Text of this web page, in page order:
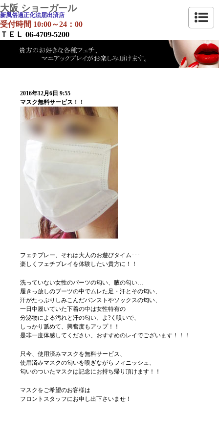
大阪 ショーガール
新風俗適正化法届出済店
受付時間 10:00～24：00
ＴＥＬ 06-4709-5200
2016年12月6日 9:55
マスク無料サービス！！
フェチプレー、それは大人のお遊びタイム･･･
楽しくフェチプレイを体験したい貴方に！！
洗っていない女性のパーツの匂い、腋の匂い…
履きっ放しのブーツの中でムレた足・汗とその匂い、
汗がたっぷりしみこんだパンストやソックスの匂い、
一日中履いていた下着の中は女性特有の
分泌物による汚れと汗の匂い、よ?く嗅いで、
しっかり舐めて、興奮度もアップ！！
是非一度体感してください、おすすめのレイでございます！！！
只今、使用済みマスクを無料サービス、
使用済みマスクの匂いを嗅ぎながらフィニッシュ、
匂いのついたマスクは記念にお持ち帰り頂けます！！
マスクをご希望のお客様は
フロントスタッフにお申し出下さいませ！